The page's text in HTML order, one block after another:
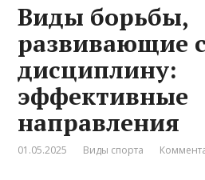
Виды борьбы,
развивающие
дисциплину:
эффективные
направления
01.05.2025 Виды спорта